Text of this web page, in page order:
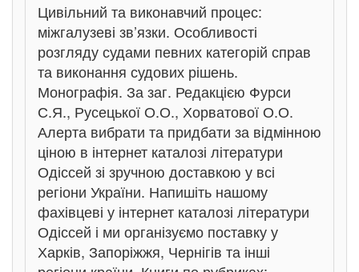
Цивільний та виконавчий процес:
міжгалузеві зв’язки. Особливості
розгляду судами певних категорій справ
та виконання судових рішень.
Монографія. За заг. Редакцією Фурси
С.Я., Русецької О.О., Хорватової О.О.
Алерта вибрати та придбати за відмінною
ціною в інтернет каталозі літератури
Одіссей зі зручною доставкою у всі
регіони України. Напишіть нашому
фахівцеві у інтернет каталозі літератури
Одіссей і ми організуємо поставку у
Харків, Запоріжжя, Чернігів та інші